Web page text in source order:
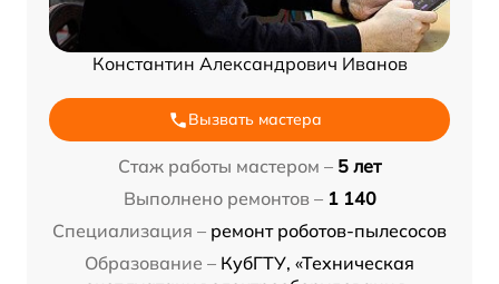
Константин Александрович Иванов
Вызвать мастера
Стаж работы мастером – 5 лет
Выполнено ремонтов – 1 140
Специализация – ремонт роботов-пылесосов
Образование – КубГТУ, «Техническая